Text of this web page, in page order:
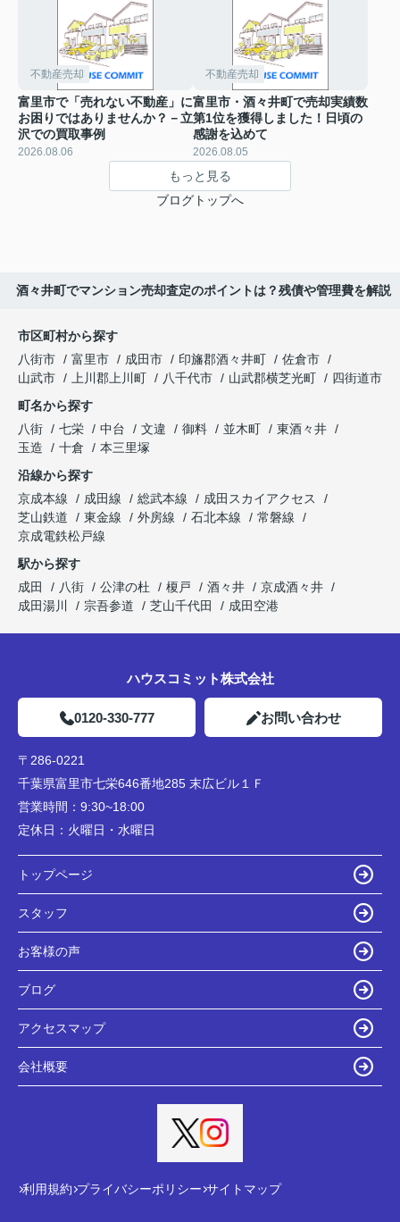
不動産売却
富里市で「売れない不動産」に
お困りではありませんか？－立
沢での買取事例
2026.08.06
不動産売却
富里市・酒々井町で売却実績数
第1位を獲得しました！日頃の
感謝を込めて
2026.08.05
もっと見る
ブログトップへ
酒々井町でマンション売却査定のポイントは？残債や管理費を解説
市区町村から探す
八街市
富里市 成田市 印旛郡酒々井町
佐倉市
山武市
上川郡上川町 八千代市 山武郡横芝光町
四街道市
町名から探す
八街
七栄 中台 文違 御料 並木町
東酒々井
玉造
十倉
本三里塚
沿線から探す
京成本線
成田線 総武本線
成田スカイアクセス
芝山鉄道
東金線 外房線 石北本線
常磐線
京成電鉄松戸線
駅から探す
成田
八街 公津の杜 榎戸 酒々井
京成酒々井
成田湯川
宗吾参道 芝山千代田 成田空港
ハウスコミット株式会社
0120-330-777 お問い合わせ
〒286-0221
千葉県富里市七栄646番地285 末広ビル１Ｆ
営業時間： 9:30~18:00
定休日： 火曜日・水曜日
トップページ
スタッフ
お客様の声
ブログ
アクセスマップ
会社概要
利用規約 プライバシーポリシー サイトマップ